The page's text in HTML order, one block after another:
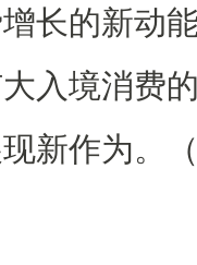
长的新动
入境消费
新作为。